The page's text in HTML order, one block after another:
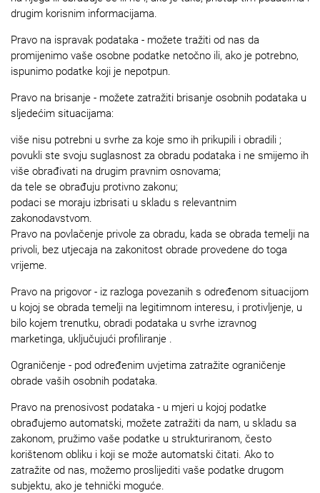
drugim korisnim informacijama.
Pravo na ispravak podataka - možete tražiti od nas da
promijenimo vaše osobne podatke netočno ili, ako je potrebno,
ispunimo podatke koji je nepotpun.
Pravo na brisanje - možete zatražiti brisanje osobnih podataka u
sljedećim situacijama:
više nisu potrebni u svrhe za koje smo ih prikupili i obradili ;
povukli ste svoju suglasnost za obradu podataka i ne smijemo ih
više obrađivati na drugim pravnim osnovama;
da tele se obrađuju protivno zakonu;
podaci se moraju izbrisati u skladu s relevantnim
zakonodavstvom.
Pravo na povlačenje privole za obradu, kada se obrada temelji na
privoli, bez utjecaja na zakonitost obrade provedene do toga
vrijeme.
Pravo na prigovor - iz razloga povezanih s određenom situacijom
u kojoj se obrada temelji na legitimnom interesu, i protivljenje, u
bilo kojem trenutku, obradi podataka u svrhe izravnog
marketinga, uključujući profiliranje .
Ograničenje - pod određenim uvjetima zatražite ograničenje
obrade vaših osobnih podataka.
Pravo na prenosivost podataka - u mjeri u kojoj podatke
obrađujemo automatski, možete zatražiti da nam, u skladu sa
zakonom, pružimo vaše podatke u strukturiranom, često
korištenom obliku i koji se može automatski čitati. Ako to
zatražite od nas, možemo proslijediti vaše podatke drugom
subjektu, ako je tehnički moguće.